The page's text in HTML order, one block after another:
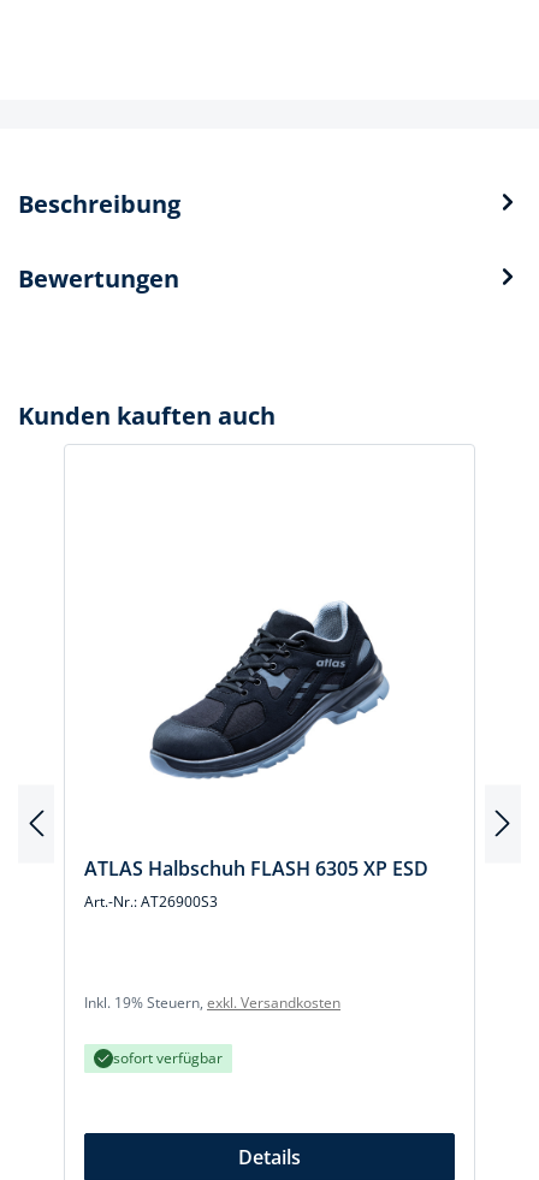
Beschreibung
Bewertungen
Kunden kauften auch
ATLAS Halbschuh FLASH 6305 XP ESD
Art.-Nr.: AT26900S3
Inkl. 19% Steuern, exkl. Versandkosten
sofort verfügbar
Details